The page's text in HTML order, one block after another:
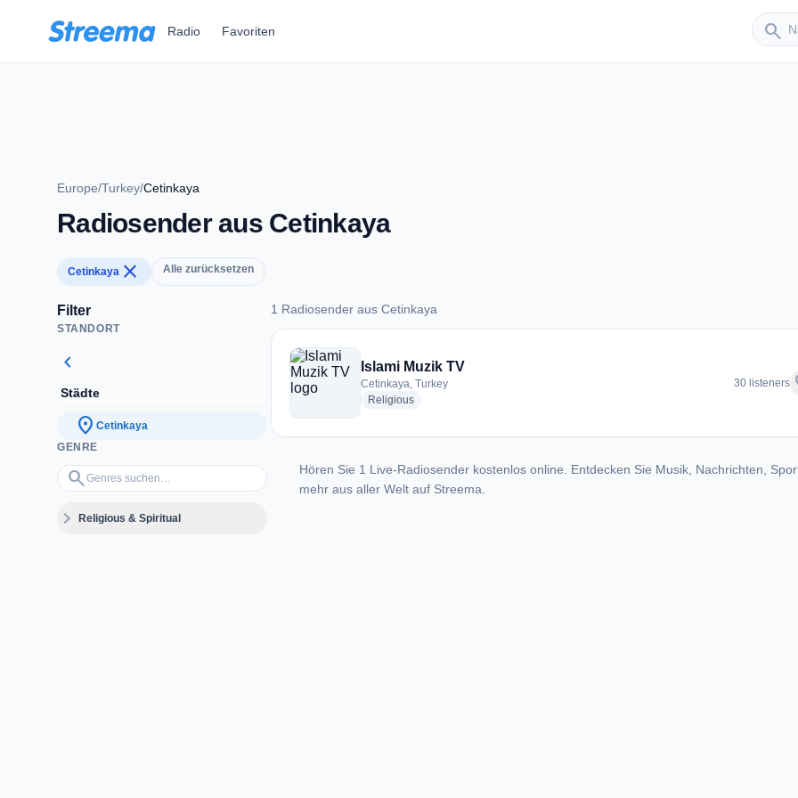
Radio Favoriten search
Sender
Europe/Turkey/Cetinkaya
Radiosender aus Cetinkaya
Cetinkaya close Alle zurücksetzen
Filter
STANDORT
chevron_left
Städte
location_on Cetinkaya
GENRE
search
Genres suchen…
expand_moreReligious & Spiritual
1 Radiosender aus Cetinkaya
1 Radiosender aus Cetinkaya
Islami Muzik TV
Cetinkaya, Turkey
Religiousradio stations
30 listeners
Hören Sie 1 Live-Radiosender kostenlos online. Entdecken Sie Musik, Nachrichten,
mehr aus aller Welt auf Streema.